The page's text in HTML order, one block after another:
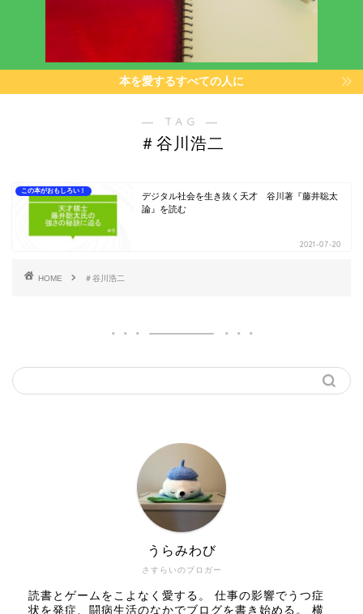
本を愛するすべての人に
― TAG ―
＃谷川浩二
この本がおもしろい！
デジタル社会を生き抜く天才 谷川著『藤井聡太
論』を読む
2021-07-20
HOME ＃谷川浩二
さすらいのブロガー
うらみわび
読書とゲームをこよなく愛する。 仕事の影響でうつ症
状を発症、闘病生活のなかでブログを書き始める。 横